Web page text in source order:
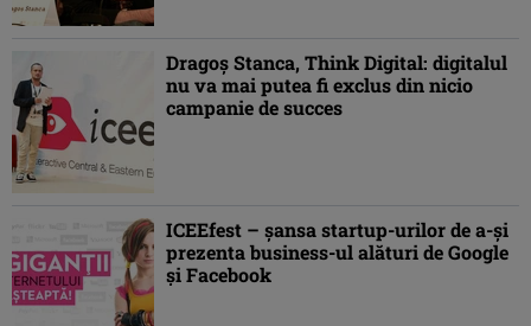
Dragoş Stanca, Think Digital: digitalul
nu va mai putea fi exclus din nicio
campanie de succes
ICEEfest – şansa startup-urilor de a-şi
prezenta business-ul alături de Google
şi Facebook